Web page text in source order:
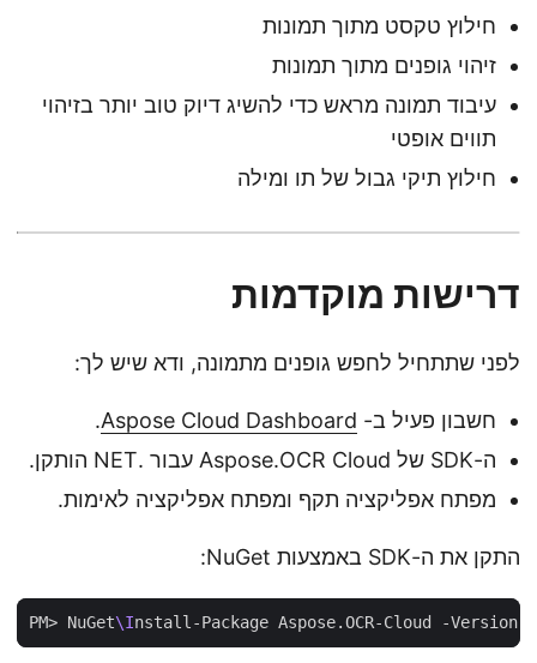
חילוץ טקסט מתוך תמונות
זיהוי גופנים מתוך תמונות
עיבוד תמונה מראש כדי להשיג דיוק טוב יותר בזיהוי
תווים אופטי
חילוץ תיקי גבול של תו ומילה
דרישות מוקדמות
לפני שתתחיל לחפש גופנים מתמונה, ודא שיש לך:
חשבון פעיל ב-Aspose Cloud Dashboard
.
ה-SDK של Aspose.OCR Cloud עבור .NET הותקן.
מפתח אפליקציה תקף ומפתח אפליקציה לאימות.
התקן את ה-SDK באמצעות NuGet:
PM> NuGet\I